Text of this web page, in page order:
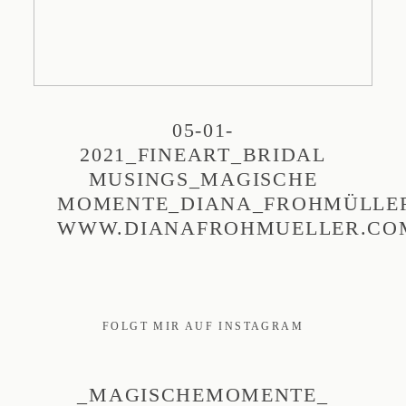
05-01-
2021_FINEART_BRIDAL
MUSINGS_MAGISCHE
FOLGT MIR AUF INSTAGRAM
_MAGISCHEMOMENTE_